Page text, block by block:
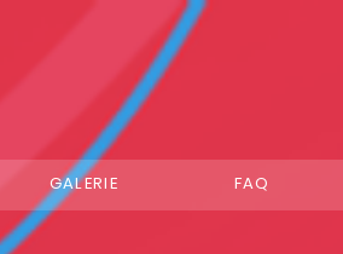
GALERIE FAQ